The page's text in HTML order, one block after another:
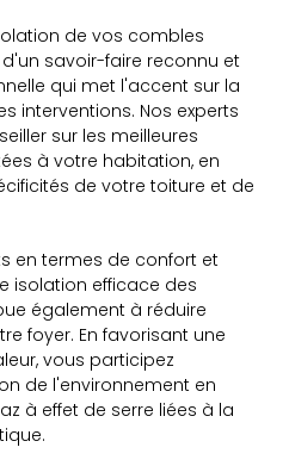
de vos combles
savoir-faire reconnu et
qui met l'accent sur la
interventions. Nos experts
sur les meilleures
à votre habitation, en
de votre toiture et de
en termes de confort et
isolation efficace des
également à réduire
foyer. En favorisant une
vous participez
de l'environnement en
à effet de serre liées à la